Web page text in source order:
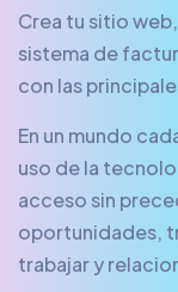
Crea tu sitio
sistema de
con las
En un mundo
uso de la
acceso sin
oportunidades,
trabajar y